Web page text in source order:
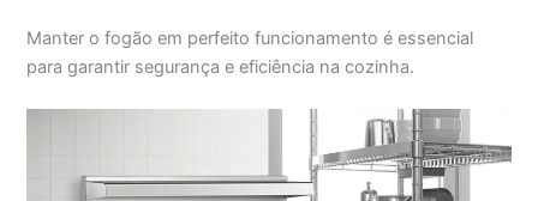
Manter o fogão em perfeito funcionamento é essencial
para garantir segurança e eficiência na cozinha.